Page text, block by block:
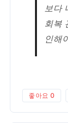
보다
회복
인해
좋아요 0